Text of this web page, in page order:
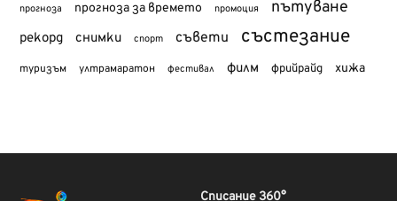
прогноза прогноза за времето промоция пътуване
рекорд снимки спорт съвети състезание
туризъм ултрамаратон фестивал филм фрийрайд хижа
Списание 360°